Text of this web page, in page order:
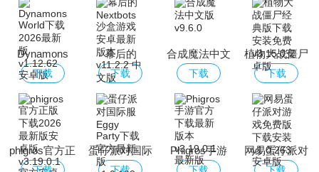
Dynamons
World下载
2026最新版
下载
幕后的
Nextbots沙盒
游戏安卓最新
版本
下载
合成魔法中文
版
下载
植物大战僵尸
经典版下载安
装免费
下载
phigros官方正
版下载2026最
蛋仔派对国际
服Eggy Party
Phigros手游
官方下载最新
网易蛋仔派对
游戏免费版下